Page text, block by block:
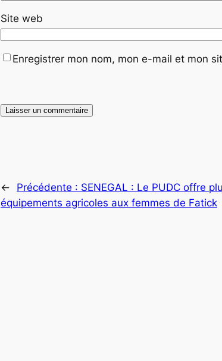
Site web
Enregistrer mon nom, mon e-mail et mon
← Précédente : SENEGAL : Le PUDC offre
équipements agricoles aux femmes de Fatick